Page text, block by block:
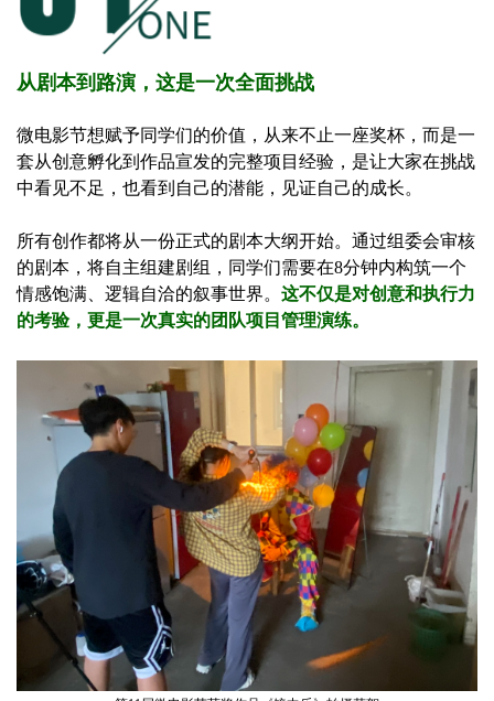
从剧本到路演，这是一次全面挑战
微电影节想赋予同学们的价值，从来不止一座奖杯，而是一
套从创意孵化到作品宣发的完整项目经验，是让大家在挑战
中看见不足，也看到自己的潜能，见证自己的成长。
所有创作都将从一份正式的剧本大纲开始。通过组委会审核
的剧本，将自主组建剧组，同学们需要在8分钟内构筑一个
情感饱满、逻辑自洽的叙事世界。 这不仅是对创意和执行力
的考验，更是一次真实的团队项目管理演练。